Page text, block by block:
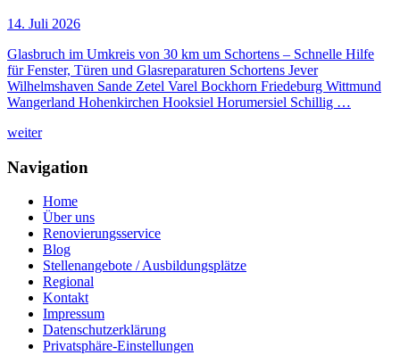
14. Juli 2026
Glasbruch im Umkreis von 30 km um Schortens – Schnelle Hilfe
für Fenster, Türen und Glasreparaturen Schortens Jever
Wilhelmshaven Sande Zetel Varel Bockhorn Friedeburg Wittmund
Wangerland Hohenkirchen Hooksiel Horumersiel Schillig …
weiter
Navigation
Home
Über uns
Renovierungsservice
Blog
Stellenangebote / Ausbildungsplätze
Regional
Kontakt
Impressum
Datenschutzerklärung
Privatsphäre-Einstellungen